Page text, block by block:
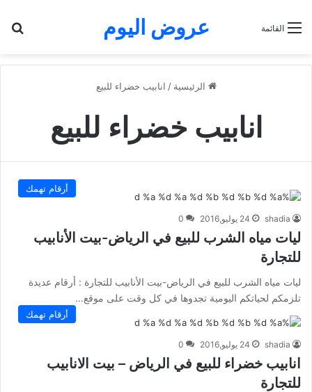
عروض اليوم القائمة
الرئيسية / انابيب خضراء للبيع
انابيب خضراء للبيع
أرقام تهمك
shadia 24 يوليو,2016 0
ليات مياه الشرب للبيع في الرياض-بيت الأنابيب
للتجارة
ليات مياه الشرب للبيع في الرياض-بيت الأنابيب للتجارة : أرقام عديدة
تلزمكم لحياتكم اليومية تجدوها في كل وقت على موقع…
أرقام تهمك
shadia 24 يوليو,2016 0
انابيب خضراء للبيع في الرياض – بيت الانابيب
للتجارة